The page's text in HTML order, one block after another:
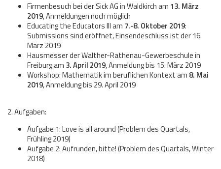
Firmenbesuch bei der Sick AG in Waldkirch am 13. März
2019, Anmeldungen noch möglich
Educating the Educators III am 7.-8. Oktober 2019:
Submissions sind eröffnet, Einsendeschluss ist der 16.
März 2019
Hausmesser der Walther-Rathenau-Gewerbeschule in
Freiburg am 3. April 2019, Anmeldung bis 15. März 2019
Workshop: Mathematik im beruflichen Kontext am 8. Mai
2019, Anmeldung bis 29. April 2019
2. Aufgaben:
Aufgabe 1: Love is all around (Problem des Quartals,
Frühling 2019)
Aufgabe 2: Aufrunden, bitte! (Problem des Quartals, Winter
2018)